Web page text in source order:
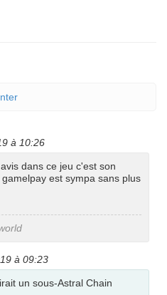
à 10:26
dans ce jeu c'est son
est sympa sans plus
à 09:23
un sous-Astral Chain